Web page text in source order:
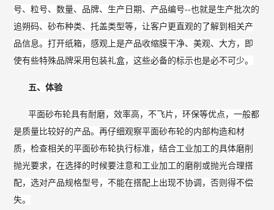
号、粒号、数量、品牌、生产日期、产品编号--也就是生产批次的
追朔码、砂布种类、托盖类型等，让客户更直观的了解到相关产
品信息。打开纸箱，感观上是产品收缩膜干净、美观、大方，即
使有些特殊品牌采用包装礼盒，这些必备的标示也是必不可少。
五、体验
平面砂布轮具有耐磨，效率高，不飞片，环保等优点，一般都
是质量比较好的产品。再仔细观察平面砂布轮的内部构造和材
质，检查相关的平面砂布轮执行标准，结合工业加工的具体磨削
抛光要求，在选择的时候要注意和工业加工的磨削或抛光合理搭
配，选对产品规格型号，不能在搭配上出现不协调，否则得不偿
失。